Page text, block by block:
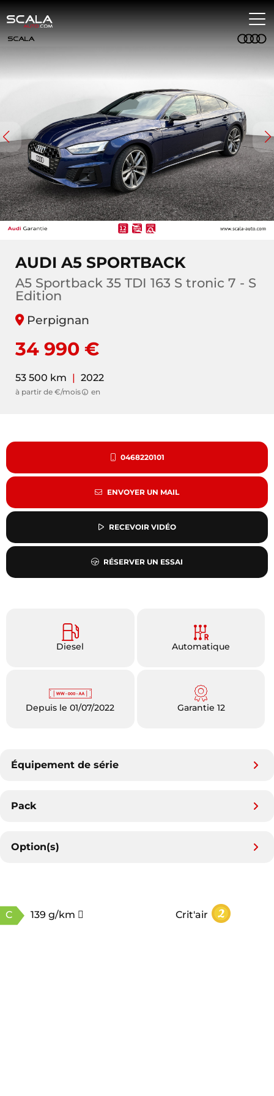
AUDI A5 SPORTBACK
A5 Sportback 35 TDI 163 S tronic 7 - S
Edition
Perpignan
34 990 €
53 500 km | 2022
à partir de €/mois en
0468220101
ENVOYER UN MAIL
RECEVOIR VIDÉO
RÉSERVER UN ESSAI
Diesel Automatique
Depuis le 01/07/2022 Garantie 12
Équipement de série
Pack
Option(s)
C 139 g/km Crit'air